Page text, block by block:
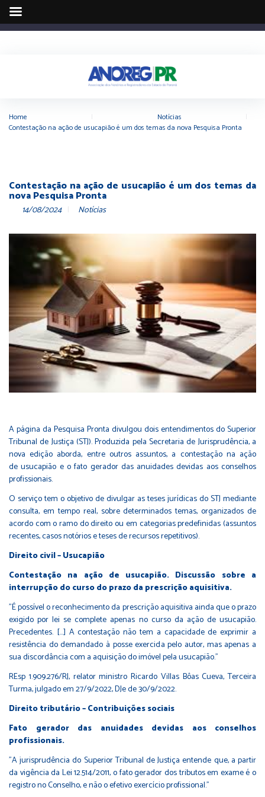
Home Notícias
Contestação na ação de usucapião é um dos temas da nova Pesquisa Pronta
Contestação na ação de usucapião é um dos temas da
nova Pesquisa Pronta
14/08/2024 Notícias
A página da Pesquisa Pronta divulgou dois entendimentos do Superior
Tribunal de Justiça (STJ). Produzida pela Secretaria de Jurisprudência, a
nova edição aborda, entre outros assuntos, a contestação na ação
de usucapião e o fato gerador das anuidades devidas aos conselhos
profissionais.
O serviço tem o objetivo de divulgar as teses jurídicas do STJ mediante
consulta, em tempo real, sobre determinados temas, organizados de
acordo com o ramo do direito ou em categorias predefinidas (assuntos
recentes, casos notórios e teses de recursos repetitivos).
Direito civil – Usucapião
Contestação na ação de usucapião. Discussão sobre a
interrupção do curso do prazo da prescrição aquisitiva.
"É possível o reconhecimento da prescrição aquisitiva ainda que o prazo
exigido por lei se complete apenas no curso da ação de usucapião.
Precedentes. [...] A contestação não tem a capacidade de exprimir a
resistência do demandado à posse exercida pelo autor, mas apenas a
sua discordância com a aquisição do imóvel pela usucapião."
REsp 1.909.276/RJ, relator ministro Ricardo Villas Bôas Cueva, Terceira
Turma, julgado em 27/9/2022, DJe de 30/9/2022.
Direito tributário – Contribuições sociais
Fato gerador das anuidades devidas aos conselhos
profissionais.
"A jurisprudência do Superior Tribunal de Justiça entende que, a partir
da vigência da Lei 12.514/2011, o fato gerador dos tributos em exame é o
registro no Conselho, e não o efetivo exercício profissional."